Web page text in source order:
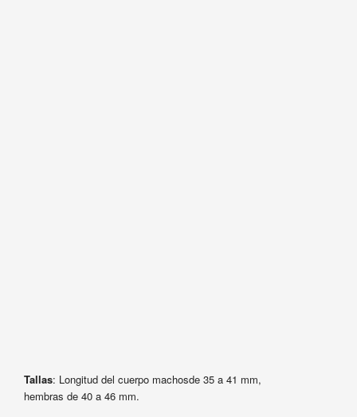
Tallas: Longitud del cuerpo machosde 35 a 41 mm,
hembras de 40 a 46 mm.